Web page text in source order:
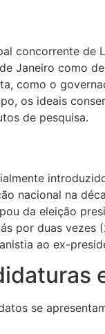
concorrente
Janeiro como
como o
os ideais
de pesquisa.
nacional na
da eleição
por duas
ao ex-
se